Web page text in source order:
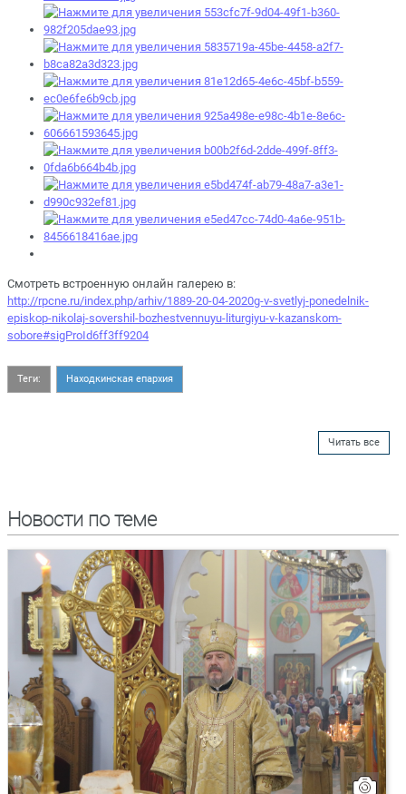
Смотреть встроенную онлайн галерею в:
http://rpcne.ru/index.php/arhiv/1889-20-04-2020g-v-svetlyj-ponedelnik-
episkop-nikolaj-sovershil-bozhestvennuyu-liturgiyu-v-kazanskom-
sobore#sigProId6ff3ff9204
Теги: Находкинская епархия
Читать все
Новости по теме